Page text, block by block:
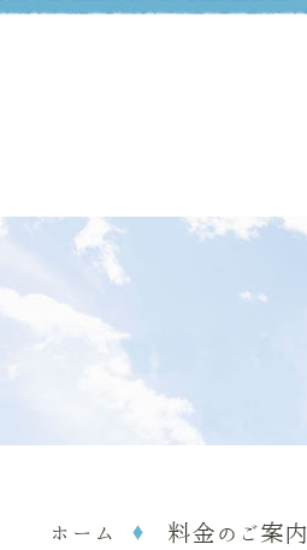
ホーム 料金のご案内